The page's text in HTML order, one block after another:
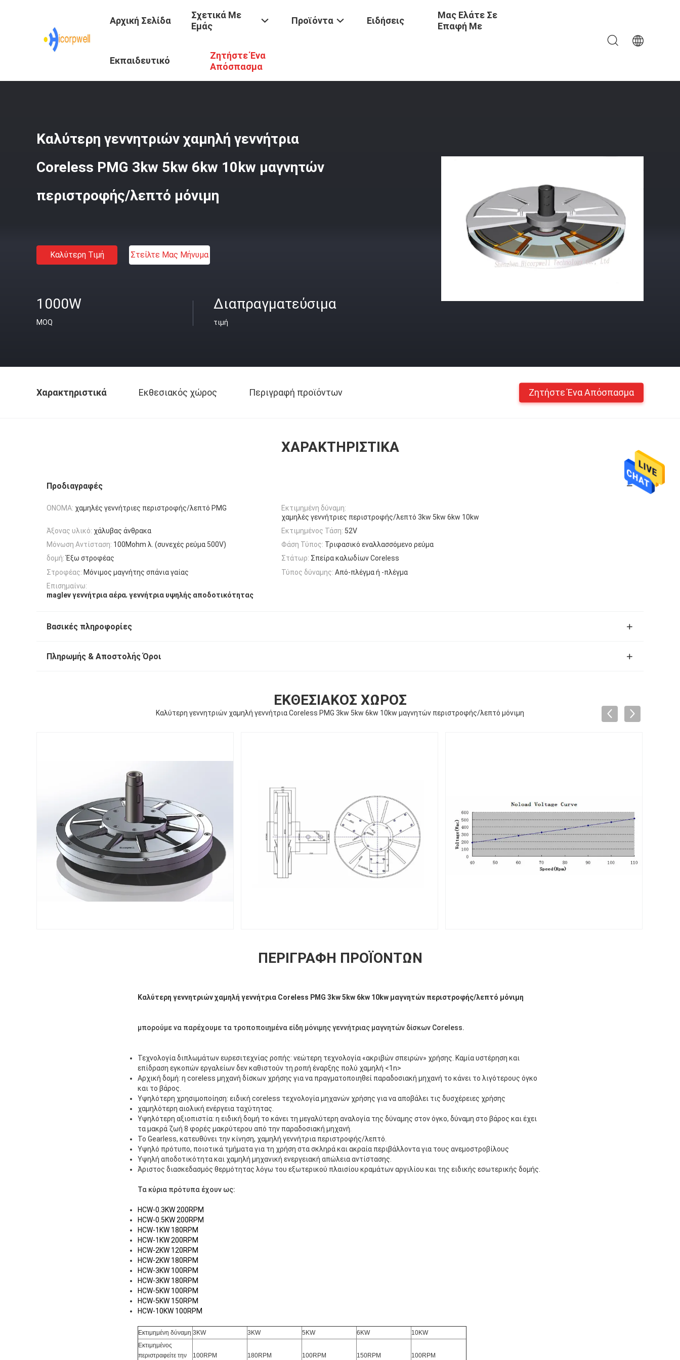
Αρχική Σελίδα
Σχετικά Με
Εμάς
Προϊόντα Ειδήσεις
Μας Ελάτε Σε
Επαφή Με
Εκπαιδευτικό
Ζητήστε Ένα
Απόσπασμα
Έξυπνη Εφαρμογή Δύναμης / Καλύτερη Γεννητριών Χαμηλή Γεννήτρια Coreless PMG 3kw 5kw 6kw 10kw Μαγνητών Περιστροφής/λεπτό Μόνιμη
Καλύτερη γεννητριών χαμηλή γεννήτρια
Coreless PMG 3kw 5kw 6kw 10kw μαγνητών
περιστροφής/λεπτό μόνιμη
Καλύτερη Τιμή Στείλτε Μας Μήνυμα
1000W
MOQ
Διαπραγματεύσιμα
τιμή
Χαρακτηριστικά Εκθεσιακός χώρος Περιγραφή προϊόντων Ζητήστε Ένα Απόσπασμα
ΧΑΡΑΚΤΗΡΙΣΤΙΚΆ
Προδιαγραφές
ΟΝΟΜΑ: χαμηλές γεννήτριες περιστροφής/λεπτό PMG
Εκτιμημένη δύναμη:
χαμηλές γεννήτριες περιστροφής/λεπτό 3kw 5kw 6kw 10kw
Άξονας υλικό: χάλυβας άνθρακα Εκτιμημένος Τάση: 52V
Μόνωση Αντίσταση: 100Mohm λ. (συνεχές ρεύμα 500V) Φάση Τύπος: Τριφασικό εναλλασσόμενο ρεύμα
δομή: Έξω στροφέας Στάτωρ: Σπείρα καλωδίων Coreless
Στροφέας: Μόνιμος μαγνήτης σπάνια γαίας Τύπος δύναμης: Από-πλέγμα ή -πλέγμα
Επισημαίνω:
maglev γεννήτρια αέρα, γεννήτρια υψηλής αποδοτικότητας
Βασικές πληροφορίες
Πληρωμής & Αποστολής Όροι
ΕΚΘΕΣΙΑΚΌΣ ΧΏΡΟΣ
Καλύτερη γεννητριών χαμηλή γεννήτρια Coreless PMG 3kw 5kw 6kw 10kw μαγνητών περιστροφής/λεπτό μόνιμη
ΠΕΡΙΓΡΑΦΉ ΠΡΟΪΌΝΤΩΝ
Καλύτερη γεννητριών χαμηλή γεννήτρια Coreless PMG 3kw 5kw 6kw 10kw μαγνητών περιστροφής/λεπτό μόνιμη
μπορούμε να παρέχουμε τα τροποποιημένα είδη μόνιμης γεννήτριας μαγνητών δίσκων Coreless.
Τεχνολογία διπλωμάτων ευρεσιτεχνίας ροπής: νεώτερη τεχνολογία «ακριβών σπειρών» χρήσης. Καμία υστέρηση και
επίδραση εγκοπών εργαλείων δεν καθιστούν τη ροπή έναρξης πολύ χαμηλή <1n>
Αρχική δομή: η coreless μηχανή δίσκων χρήσης για να πραγματοποιηθεί παραδοσιακή μηχανή το κάνει το λιγότερους όγκο
και το βάρος.
Υψηλότερη χρησιμοποίηση: ειδική coreless τεχνολογία μηχανών χρήσης για να αποβάλει τις δυσχέρειες χρήσης
χαμηλότερη αιολική ενέργεια ταχύτητας.
Υψηλότερη αξιοπιστία: η ειδική δομή το κάνει τη μεγαλύτερη αναλογία της δύναμης στον όγκο, δύναμη στο βάρος και έχει
τα μακρά ζωή 8 φορές μακρύτερου από την παραδοσιακή μηχανή.
Το Gearless, κατευθύνει την κίνηση, χαμηλή γεννήτρια περιστροφής/λεπτό.
Υψηλό πρότυπο, ποιοτικά τμήματα για τη χρήση στα σκληρά και ακραία περιβάλλοντα για τους ανεμοστροβίλους
Υψηλή αποδοτικότητα και χαμηλή μηχανική ενεργειακή απώλεια αντίστασης.
Άριστος διασκεδασμός θερμότητας λόγω του εξωτερικού πλαισίου κραμάτων αργιλίου και της ειδικής εσωτερικής δομής.
Τα κύρια πρότυπα έχουν ως:
HCW-0.3KW 200RPM
HCW-0.5KW 200RPM
HCW-1KW 180RPM
HCW-1KW 200RPM
HCW-2KW 120RPM
HCW-2KW 180RPM
HCW-3KW 100RPM
HCW-3KW 180RPM
HCW-5KW 100RPM
HCW-5KW 150RPM
HCW-10KW 100RPM
Εκτιμημένη δύναμη 3KW 3KW 5KW 6KW
10KW
Εκτιμημένος
περιστραφείτε την
100RPM 180RPM 100RPM 150RPM 100RPM